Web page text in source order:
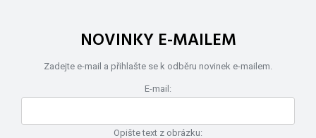
NOVINKY E-MAILEM
Zadejte e-mail a přihlašte se k odběru novinek e-mailem.
E-mail:
Opište text z obrázku: